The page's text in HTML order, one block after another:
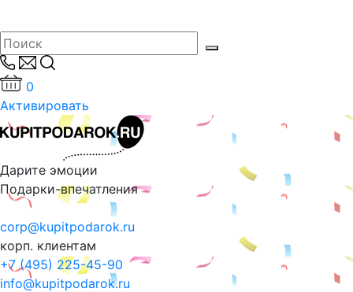
0
Активировать
Дарите эмоции
Подарки-впечатления
corp@kupitpodarok.ru
корп. клиентам
+7 (495) 225-45-90
info@kupitpodarok.ru